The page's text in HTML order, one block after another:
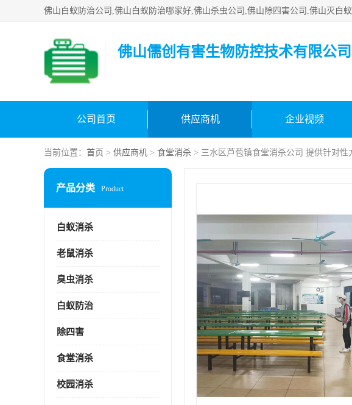
佛山儒创有害生物防控技术有限公司
公司首页 供应商机 企业视频
当前位置： 首页 > 供应商机 > 食堂消杀 > 三水区芦苞镇食堂消杀公司 提供针对性
产品分类 Product
白蚁消杀
老鼠消杀
臭虫消杀
白蚁防治
除四害
食堂消杀
校园消杀